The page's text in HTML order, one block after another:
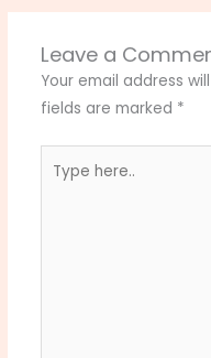
Leave a
Your email address
fields are marked *
here..